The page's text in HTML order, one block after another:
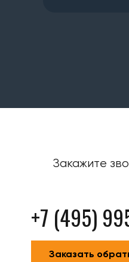
Закажите
+7 (495)
Заказать